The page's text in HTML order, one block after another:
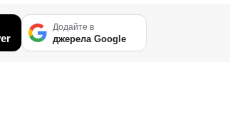
Додайте в
джерела Google